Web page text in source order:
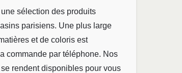
sélection des produits
parisiens. Une plus large
et de coloris est
commande par téléphone. Nos
rendent disponibles pour vous